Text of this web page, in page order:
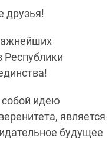
друзья!
Республики
собой идею
является
будущее